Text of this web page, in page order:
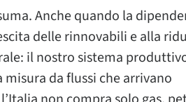
Anche quando la
delle rinnovabili e alla
il nostro sistema
da flussi che arrivano